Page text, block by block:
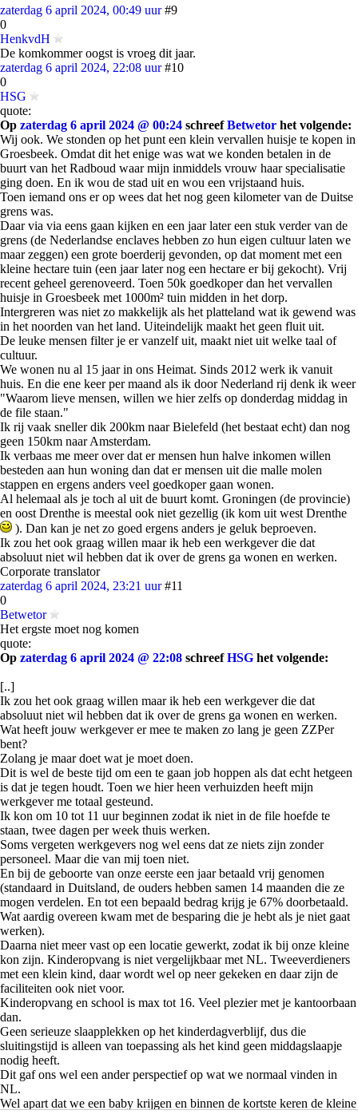
zaterdag 6 april 2024, 00:49 uur #9
0
HenkvdH
De komkommer oogst is vroeg dit jaar.
zaterdag 6 april 2024, 22:08 uur #10
0
HSG
quote:
Op zaterdag 6 april 2024 @ 00:24 schreefBetwetor het volgende:
Wij ook. We stonden op het punt een klein vervallen huisje te kopen in
Groesbeek. Omdat dit het enige was wat we konden betalen in de
buurt van het Radboud waar mijn inmiddels vrouw haar specialisatie
ging doen. En ik wou de stad uit en wou een vrijstaand huis.
Toen iemand ons er op wees dat het nog geen kilometer van de Duitse
grens was.
Daar via via eens gaan kijken en een jaar later een stuk verder van de
grens (de Nederlandse enclaves hebben zo hun eigen cultuur laten we
maar zeggen) een grote boerderij gevonden, op dat moment met een
kleine hectare tuin (een jaar later nog een hectare er bij gekocht). Vrij
recent geheel gerenoveerd. Toen 50k goedkoper dan het vervallen
huisje in Groesbeek met 1000m² tuin midden in het dorp.
Intergreren was niet zo makkelijk als het platteland wat ik gewend was
in het noorden van het land. Uiteindelijk maakt het geen fluit uit.
De leuke mensen filter je er vanzelf uit, maakt niet uit welke taal of
cultuur.
We wonen nu al 15 jaar in ons Heimat. Sinds 2012 werk ik vanuit
huis. En die ene keer per maand als ik door Nederland rij denk ik weer
"Waarom lieve mensen, willen we hier zelfs op donderdag middag in
de file staan."
Ik rij vaak sneller dik 200km naar Bielefeld (het bestaat echt) dan nog
geen 150km naar Amsterdam.
Ik verbaas me meer over dat er mensen hun halve inkomen willen
besteden aan hun woning dan dat er mensen uit die malle molen
stappen en ergens anders veel goedkoper gaan wonen.
Al helemaal als je toch al uit de buurt komt. Groningen (de provincie)
en oost Drenthe is meestal ook niet gezellig (ik kom uit west Drenthe
). Dan kan je net zo goed ergens anders je geluk beproeven.
Ik zou het ook graag willen maar ik heb een werkgever die dat
absoluut niet wil hebben dat ik over de grens ga wonen en werken.
Corporate translator
zaterdag 6 april 2024, 23:21 uur #11
0
Betwetor
Het ergste moet nog komen
quote:
Op zaterdag 6 april 2024 @ 22:08 schreefHSG het volgende:
[..]
Ik zou het ook graag willen maar ik heb een werkgever die dat
absoluut niet wil hebben dat ik over de grens ga wonen en werken.
Wat heeft jouw werkgever er mee te maken zo lang je geen ZZPer
bent?
Zolang je maar doet wat je moet doen.
Dit is wel de beste tijd om een te gaan job hoppen als dat echt hetgeen
is dat je tegen houdt. Toen we hier heen verhuizden heeft mijn
werkgever me totaal gesteund.
Ik kon om 10 tot 11 uur beginnen zodat ik niet in de file hoefde te
staan, twee dagen per week thuis werken.
Soms vergeten werkgevers nog wel eens dat ze niets zijn zonder
personeel. Maar die van mij toen niet.
En bij de geboorte van onze eerste een jaar betaald vrij genomen
(standaard in Duitsland, de ouders hebben samen 14 maanden die ze
mogen verdelen. En tot een bepaald bedrag krijg je 67% doorbetaald.
Wat aardig overeen kwam met de besparing die je hebt als je niet gaat
werken).
Daarna niet meer vast op een locatie gewerkt, zodat ik bij onze kleine
kon zijn. Kinderopvang is niet vergelijkbaar met NL. Tweeverdieners
met een klein kind, daar wordt wel op neer gekeken en daar zijn de
faciliteiten ook niet voor.
Kinderopvang en school is max tot 16. Veel plezier met je kantoorbaan
dan.
Geen serieuze slaapplekken op het kinderdagverblijf, dus die
sluitingstijd is alleen van toepassing als het kind geen middagslaapje
nodig heeft.
Dit gaf ons wel een ander perspectief op wat we normaal vinden in
NL.
Wel apart dat we een baby krijgen en binnen de kortste keren de kleine